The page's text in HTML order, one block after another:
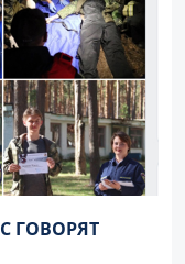
ГОВОРЯТ